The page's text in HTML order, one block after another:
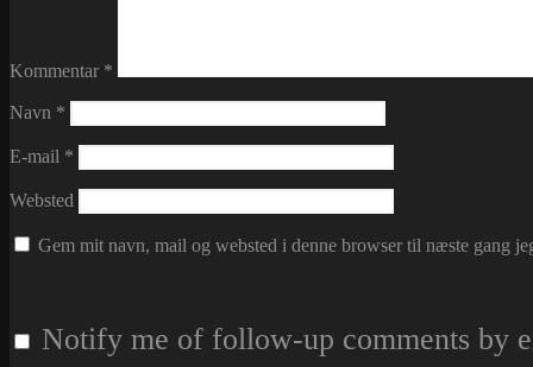
Kommentar *
Navn *
E-mail *
Websted
Gem mit navn, mail og websted i denne browser til næste gang
Notify me of follow-up comments by